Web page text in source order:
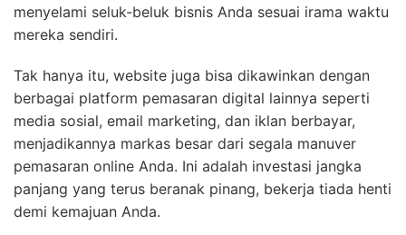
menyelami seluk-beluk bisnis Anda sesuai irama waktu
mereka sendiri.
Tak hanya itu, website juga bisa dikawinkan dengan
berbagai platform pemasaran digital lainnya seperti
media sosial, email marketing, dan iklan berbayar,
menjadikannya markas besar dari segala manuver
pemasaran online Anda. Ini adalah investasi jangka
panjang yang terus beranak pinang, bekerja tiada henti
demi kemajuan Anda.